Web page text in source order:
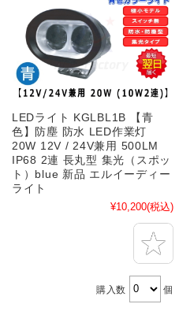
LEDライト KGLBL1B 【青
色】防塵 防水 LED作業灯
20W 12V / 24V兼用 500LM
IP68 2連 長丸型 集光（スポッ
ト）blue 新品 エルイーディー
ライト
¥10,200(税込)
購入数 個